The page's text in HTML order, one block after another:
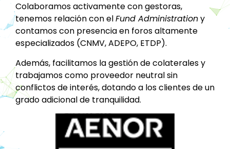
Colaboramos activamente con gestoras,
tenemos relación con elFund Administrationy
contamos con presencia en foros altamente
especializados (CNMV, ADEPO, ETDP).
Además, facilitamos la gestión de colaterales y
trabajamos como proveedor neutral sin
conflictos de interés, dotando a los clientes de un
grado adicional de tranquilidad.